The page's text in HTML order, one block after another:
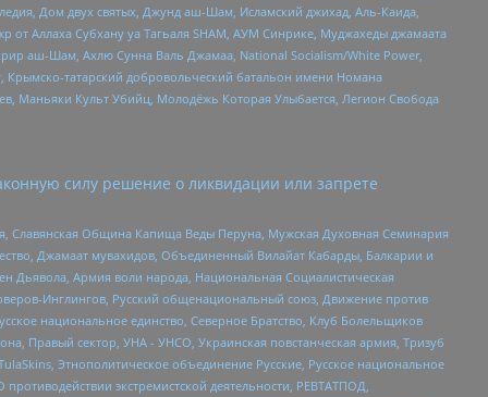
Дом двух святых, Джунд аш-Шам, Исламский джихад, Аль-Каида,
Аллаха Субхану уа Тагьаля SHAM, АУМ Синрике, Муджахеды джамаата
аш-Шам, Ахлю Сунна Валь Джамаа, National Socialism/White Power,
Крымско-татарский добровольческий батальон имени Номана
Маньяки Культ Убийц, Молодёжь Которая Улыбается, Легион Свобода
силу решение о ликвидации или запрете
Славянская Община Капища Веды Перуна, Мужская Духовная Семинария
Джамаат мувахидов, Объединенный Вилайат Кабарды, Балкарии и
Дьявола, Армия воли народа, Национальная Социалистическая
Инглингов, Русский общенациональный союз, Движение против
национальное единство, Северное Братство, Клуб Болельщиков
Правый сектор, УНА - УНСО, Украинская повстанческая армия, Тризуб
Этнополитическое объединение Русские, Русское национальное
экстремистской деятельности, РЕВТАТПОД,